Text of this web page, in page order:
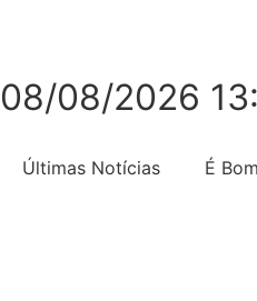
08/08/2026
Últimas Notícias É